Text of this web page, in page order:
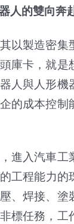
人的雙向奔
以製造密集
庫卡，就是
人與人形機
的成本控制
進入汽車工
工程能力
、焊接、塗
標任務，工